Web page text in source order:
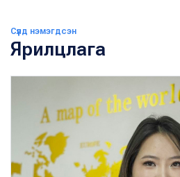
Сүүлд нэмэгдсэн
Ярилцлага